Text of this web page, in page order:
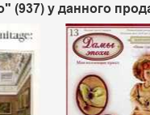
(937) у данного